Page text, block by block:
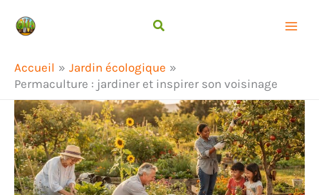
Accueil
Jardin écologique
Permaculture : jardiner et inspirer son voisinage